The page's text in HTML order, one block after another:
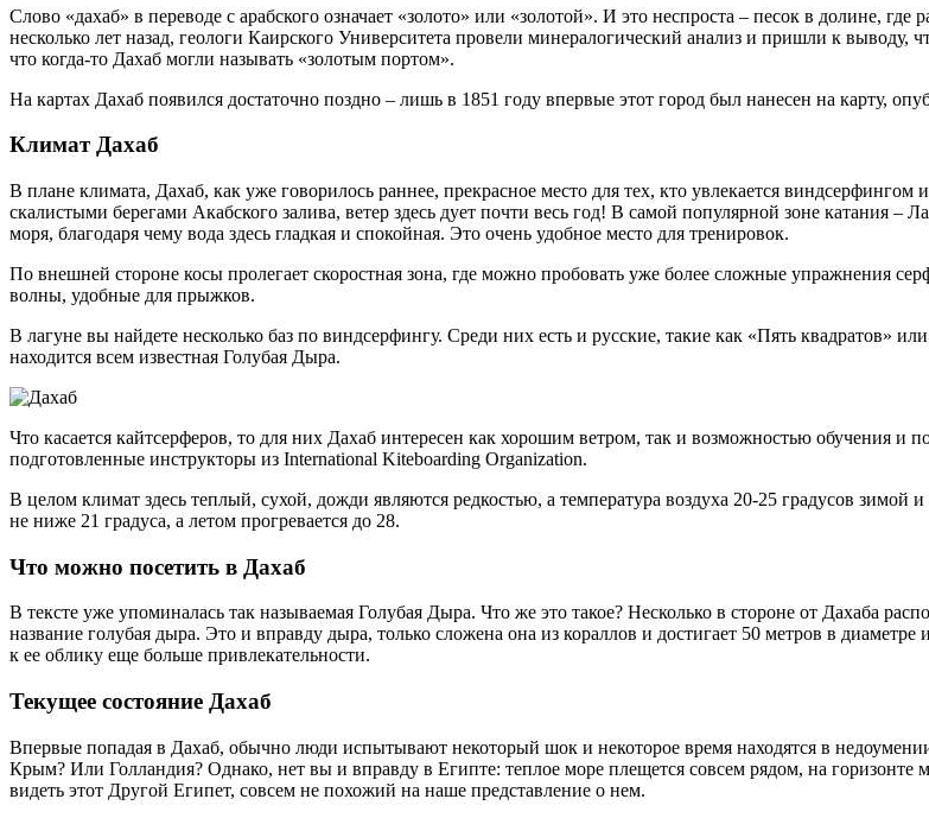
Слово «дахаб» в переводе с арабского означает «золото» или «золотой». И это неспроста – песок в долине,
несколько лет назад, геологи Каирского Университета провели минералогический анализ и пришли к выводу,
что когда-то Дахаб могли называть «золотым портом».
На картах Дахаб появился достаточно поздно – лишь в 1851 году впервые этот город был нанесен на карту,
Климат Дахаб
В плане климата, Дахаб, как уже говорилось раннее, прекрасное место для тех, кто увлекается виндсерфингом
скалистыми берегами Акабского залива, ветер здесь дует почти весь год! В самой популярной зоне катания –
моря, благодаря чему вода здесь гладкая и спокойная. Это очень удобное место для тренировок.
По внешней стороне косы пролегает скоростная зона, где можно пробовать уже более сложные упражнения
волны, удобные для прыжков.
В лагуне вы найдете несколько баз по виндсерфингу. Среди них есть и русские, такие как «Пять квадратов»
находится всем известная Голубая Дыра.
Что касается кайтсерферов, то для них Дахаб интересен как хорошим ветром, так и возможностью обучения и
подготовленные инструкторы из International Kiteboarding Organization.
В целом климат здесь теплый, сухой, дожди являются редкостью, а температура воздуха 20-25 градусов зимой
не ниже 21 градуса, а летом прогревается до 28.
Что можно посетить в Дахаб
В тексте уже упоминалась так называемая Голубая Дыра. Что же это такое? Несколько в стороне от Дахаба
название голубая дыра. Это и вправду дыра, только сложена она из кораллов и достигает 50 метров в
к ее облику еще больше привлекательности.
Текущее состояние Дахаб
Впервые попадая в Дахаб, обычно люди испытывают некоторый шок и некоторое время находятся в
Крым? Или Голландия? Однако, нет вы и вправду в Египте: теплое море плещется совсем рядом, на
видеть этот Другой Египет, совсем не похожий на наше представление о нем.